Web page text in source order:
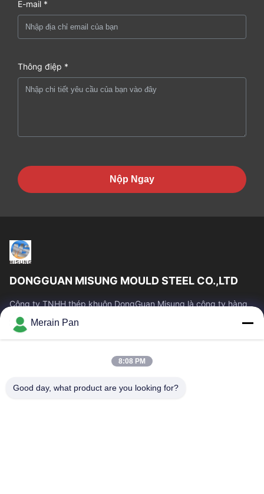
E-mail *
Thông điệp *
Nộp Ngay
DONGGUAN MISUNG MOULD STEEL CO.,LTD
Công ty TNHH thép khuôn DongGuan Misung là công ty hàng
đầu về cung cấp thép khuôn nhựa, thép gia công nóng, thép
gia công nguội, thép kết cấu hợp kim
Liên Kết Nhanh
Các Sản Phẩm
Hướng Dẫn VR
Về Chúng Tôi
Merain Pan
8:08 PM
Good day, what product are you looking for?